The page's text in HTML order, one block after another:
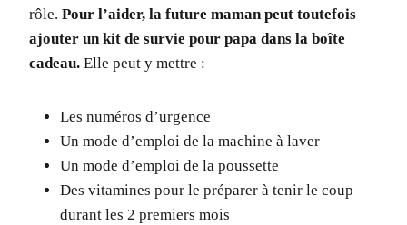
rôle. Pour l’aider, la future maman peut toutefois
ajouter un kit de survie pour papa dans la boîte
cadeau. Elle peut y mettre :
Les numéros d’urgence
Un mode d’emploi de la machine à laver
Un mode d’emploi de la poussette
Des vitamines pour le préparer à tenir le coup
durant les 2 premiers mois